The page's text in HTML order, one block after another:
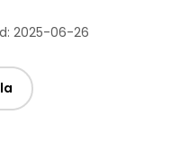
2025-06-26